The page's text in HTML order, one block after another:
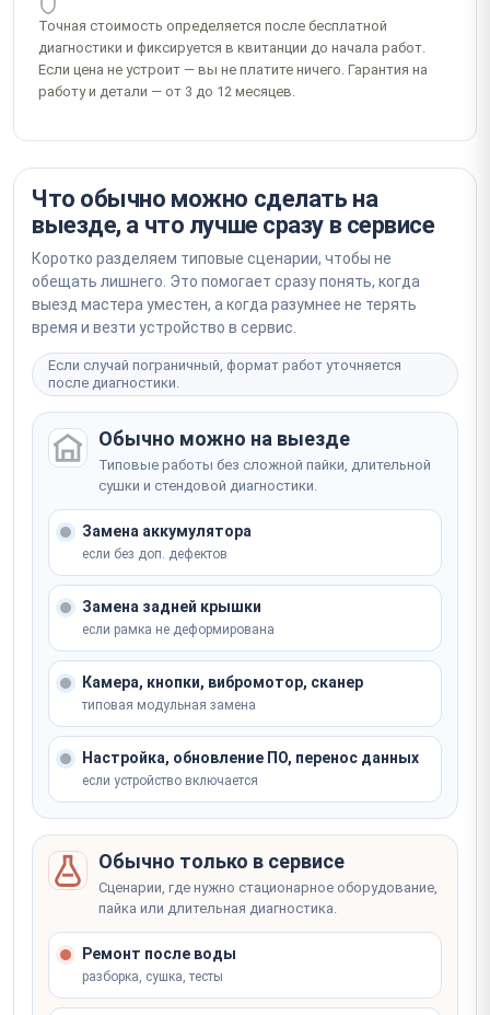
Ремонт цепи питания на материнской плате
Ремонт цепи питания
Не уверены, что сломалось? Мастер определит на
ОРИГИНАЛ
АНАЛОГ от 2 000 ₽
месте
Записаться
Замена алюминиевого корпуса в сборе
Замена корпуса
от 3 часов
Ремонт / замена кнопки Home с Touch ID
Ремонт / замена кнопки Home
от 1 часа
Ремонт / замена лотка SIM-карты
Ремонт сим лотка
от 30 минут
Не уверены, что сломалось? Мастер определит на
Записаться
Замена полифонического (нижнего) динамика
Замена / ремонт динамика
от 40 минут
Ремонт микрофона (основной / дополнительный)
Ремонт микрофона
от 40 минут
от 2 000 ₽
Ремонт модуля Wi-Fi 6 / Bluetooth 5.0
Ремонт / замена модуля Wi-Fi
от 2 часов
Ремонт модуля GPS/GLONASS/Galileo
Ремонт GPS-модуля
от 2 часов
от 3 000 ₽
Не уверены, что сломалось? Мастер определит на
месте
Записаться
от 20 000 ₽
Замена контроллера питания (мультиконтроллера)
от 3 часов
от 3 500 ₽
Программная перепрошивка iOS с сохранением
данных
от 2 000 ₽
Комплексная чистка с профилактикой от влаги
Комплексная чистка
от 1 часа
от 2 000 ₽
Не уверены, что сломалось? Мастер определит на
месте
Записаться
Точная стоимость определяется после бесплатной
диагностики и фиксируется в квитанции до начала работ.
Если цена не устроит — вы не платите ничего. Гарантия на
работу и детали — от 3 до 12 месяцев.
Что обычно можно сделать на
выезде, а что лучше сразу в сервисе
Коротко разделяем типовые сценарии, чтобы не
обещать лишнего. Это помогает сразу понять, когда
выезд мастера уместен, а когда разумнее не терять
время и везти устройство в сервис.
Если случай пограничный, формат работ уточняется
после диагностики.
Обычно можно на выезде
Типовые работы без сложной пайки, длительной
сушки и стендовой диагностики.
Замена аккумулятора
если без доп. дефектов
Замена задней крышки
если рамка не деформирована
Камера, кнопки, вибромотор, сканер
типовая модульная замена
Настройка, обновление ПО, перенос данных
если устройство включается
Обычно только в сервисе
Сценарии, где нужно стационарное оборудование,
пайка или длительная диагностика.
Ремонт после воды
разборка, сушка, тесты